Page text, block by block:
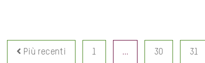
Più recenti 1 … 30 31